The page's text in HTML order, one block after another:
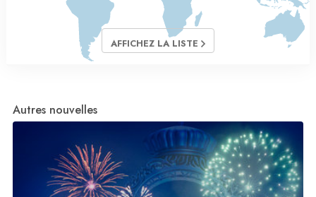
AFFICHEZ LA LISTE
Autres nouvelles